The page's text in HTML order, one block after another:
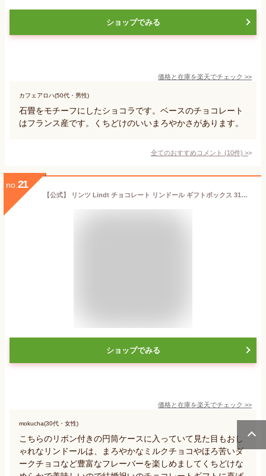
ショップでみる
価格と在庫を楽天でチェック >>
カフェアロハ(50代・男性)
石畳をモチーフにしたショコラです。ベースのチョコレート
はフランス産です。くちどけのいいまろやかさがあります。
全てのおすすめコメント (10件) >
no. 21
【公式】 リンツ Lindt チョコレート リンドール ギフトボックス 31個入｜ギフト スイーツ お菓子 チョコ 詰め合わせ 個包装 プチギフト 可愛い リンツチョコ 手土産 誕生日 内祝い お礼 職場 退職 家族 熨斗対応
ショップでみる
価格と在庫を楽天でチェック >>
mokucha(30代・女性)
こちらのリボン付きの円筒ケースに入っていて見た目もおし
ゃれなリンドールは、まろやかなミルクチョコやほろ苦いダ
ークチョコなど豊富なフレーバーを楽しめましてくちどけな